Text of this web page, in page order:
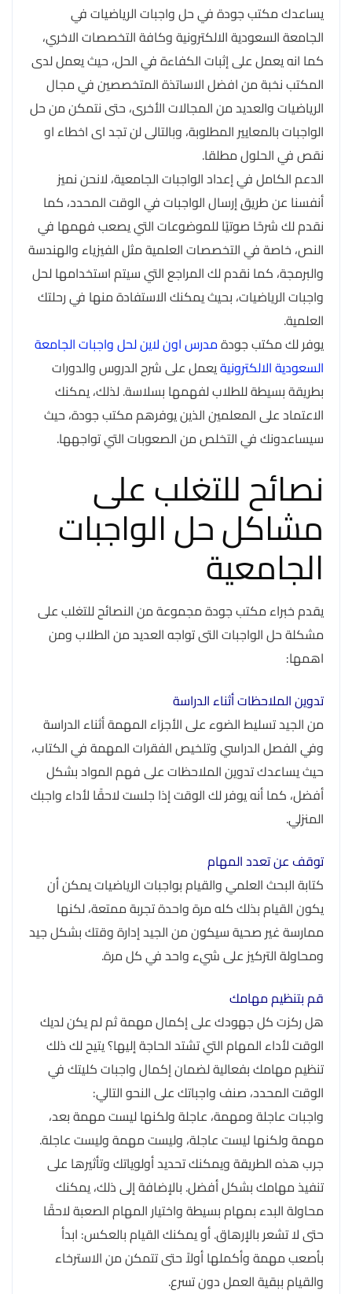
يساعدك مكتب جودة في حل واجبات الرياضيات في
الجامعة السعودية الالكترونية وكافة التخصصات الاخري،
كما انه يعمل على إثبات الكفاءة في الحل، حيث يعمل لدى
المكتب نخبة من افضل الاساتذة المتخصصين في مجال
الرياضيات والعديد من المجالات الأخرى، حتى نتمكن من حل
الواجبات بالمعايير المطلوبة، وبالتالى لن تجد اى اخطاء او
نقص في الحلول مطلقا.
الدعم الكامل في إعداد الواجبات الجامعية، لانحن نميز
أنفسنا عن طريق إرسال الواجبات في الوقت المحدد، كما
نقدم لك شرحًا صوتيًا للموضوعات التي يصعب فهمها في
النص، خاصة في التخصصات العلمية مثل الفيزياء والهندسة
والبرمجة، كما نقدم لك المراجع التي سيتم استخدامها لحل
واجبات الرياضيات، بحيث يمكنك الاستفادة منها في رحلتك
العلمية.
يوفر لك مكتب جودةمدرس اون لاين لحل واجبات الجامعة
السعودية الالكترونيةيعمل على شرح الدروس والدورات
بطريقة بسيطة للطلاب لفهمها بسلاسة. لذلك، يمكنك
الاعتماد على المعلمين الذين يوفرهم مكتب جودة، حيث
سيساعدونك في التخلص من الصعوبات التي تواجهها.
نصائح للتغلب على
مشاكل حل الواجبات
الجامعية
يقدم خبراء مكتب جودة مجموعة من النصائح للتغلب على
مشكلة حل الواجبات التى تواجه العديد من الطلاب ومن
اهمها:
تدوين الملاحظات أثناء الدراسة
من الجيد تسليط الضوء على الأجزاء المهمة أثناء الدراسة
وفي الفصل الدراسي وتلخيص الفقرات المهمة في الكتاب،
حيث يساعدك تدوين الملاحظات على فهم المواد بشكل
أفضل، كما أنه يوفر لك الوقت إذا جلست لاحقًا لأداء واجبك
المنزلي.
توقف عن تعدد المهام
كتابة البحث العلمي والقيام بواجبات الرياضيات يمكن أن
يكون القيام بذلك كله مرة واحدة تجربة ممتعة، لكنها
ممارسة غير صحية سيكون من الجيد إدارة وقتك بشكل جيد
ومحاولة التركيز على شيء واحد في كل مرة.
قم بتنظيم مهامك
هل ركزت كل جهودك على إكمال مهمة ثم لم يكن لديك
الوقت لأداء المهام التي تشتد الحاجة إليها؟ يتيح لك ذلك
تنظيم مهامك بفعالية لضمان إكمال واجبات كليتك في
الوقت المحدد، صنف واجباتك على النحو التالي:
واجبات عاجلة ومهمة، عاجلة ولكنها ليست مهمة بعد،
مهمة ولكنها ليست عاجلة، وليست مهمة وليست عاجلة.
جرب هذه الطريقة ويمكنك تحديد أولوياتك وتأثيرها على
تنفيذ مهامك بشكل أفضل. بالإضافة إلى ذلك، يمكنك
محاولة البدء بمهام بسيطة واختيار المهام الصعبة لاحقًا
حتى لا تشعر بالإرهاق. أو يمكنك القيام بالعكس: ابدأ
بأصعب مهمة وأكملها أولاً حتى تتمكن من الاسترخاء
والقيام ببقية العمل دون تسرع.